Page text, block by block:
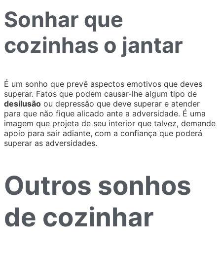
Sonhar que
cozinhas o jantar
É um sonho que prevê aspectos emotivos que deves
superar. Fatos que podem causar-lhe algum tipo de
desilusão ou depressão que deve superar e atender
para que não fique alicado ante a adversidade. É uma
imagem que projeta de seu interior que talvez, demande
apoio para sair adiante, com a confiança que poderá
superar as adversidades.
Outros sonhos
de cozinhar